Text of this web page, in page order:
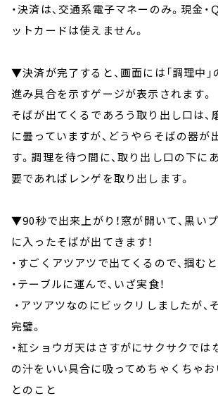
・決済は、交通系電子マネーのみ。現金・
ットカードは使えません。
▼決済が完了すると、画面には「調理中」
進み具合を示すゲージが表示されます。
そばが出てくるであろう取り出し口は、
に曇っていますが、どうやらそばの器が
す。調理を待つ間に、取り出し口の下に
要であればレンゲを取り出します。
▼90秒で出来上がり！窓が開いて、黒い
に入ったそばが出てきます！
・すごくアツアツで出てくるので、掴むと
・テーブルに運んで、いざ実食！
・アツアツなのにビックリしましたが、
完璧。
・紅ショウガ天はさすがにサクサクでは
の汁をいい具合に吸ってめちゃくちゃお
とのこと